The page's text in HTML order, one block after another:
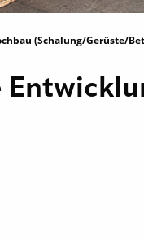
(Schalung/Gerüste/